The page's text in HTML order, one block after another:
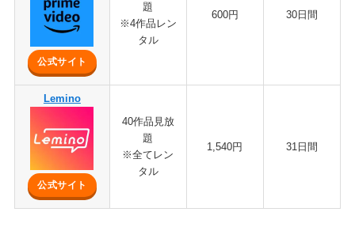
公式サイト
題
※4作品レン
タル
600円 30日間
Lemino
公式サイト
40作品見放
題
※全てレン
タル
1,540円 31日間